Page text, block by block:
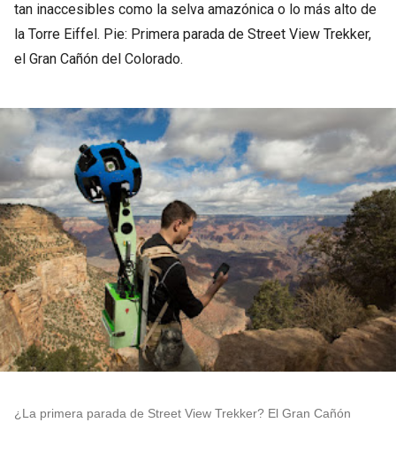
tan inaccesibles como la selva amazónica o lo más alto de
la Torre Eiffel. Pie: Primera parada de Street View Trekker,
el Gran Cañón del Colorado.
¿La primera parada de Street View Trekker? El Gran Cañón